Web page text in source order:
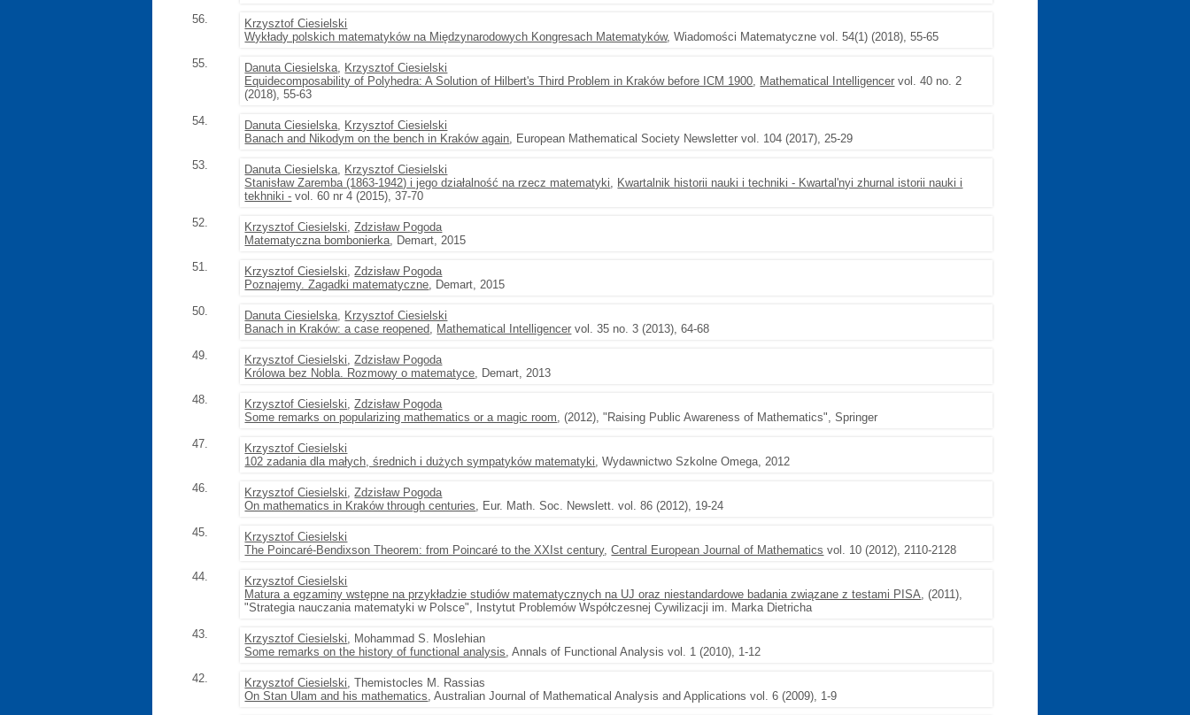
56.
Krzysztof Ciesielski
Wykłady polskich matematyków na Międzynarodowych Kongresach Matematyków, Wiadomości Matematyczne vol. 54(1) (2018), 55-65
55.
Danuta Ciesielska, Krzysztof Ciesielski
Equidecomposability of Polyhedra: A Solution of Hilbert's Third Problem in Kraków before ICM 1900, Mathematical Intelligencer vol. 40 no. 2
(2018), 55-63
54.
Danuta Ciesielska, Krzysztof Ciesielski
Banach and Nikodym on the bench in Kraków again, European Mathematical Society Newsletter vol. 104 (2017), 25-29
53.
Danuta Ciesielska, Krzysztof Ciesielski
Stanisław Zaremba (1863-1942) i jego działalność na rzecz matematyki, Kwartalnik historii nauki i techniki - Kwartal'nyi zhurnal istorii nauki i
tekhniki - vol. 60 nr 4 (2015), 37-70
52.
Krzysztof Ciesielski,Zdzisław Pogoda
Matematyczna bombonierka, Demart, 2015
51.
Krzysztof Ciesielski,Zdzisław Pogoda
Poznajemy. Zagadki matematyczne, Demart, 2015
50.
Danuta Ciesielska, Krzysztof Ciesielski
Banach in Kraków: a case reopened, Mathematical Intelligencer vol. 35 no. 3 (2013), 64-68
49.
Krzysztof Ciesielski,Zdzisław Pogoda
Królowa bez Nobla. Rozmowy o matematyce, Demart, 2013
48.
Krzysztof Ciesielski,Zdzisław Pogoda
Some remarks on popularizing mathematics or a magic room, (2012), "Raising Public Awareness of Mathematics", Springer
47.
Krzysztof Ciesielski
102 zadania dla małych, średnich i dużych sympatyków matematyki, Wydawnictwo Szkolne Omega, 2012
46.
Krzysztof Ciesielski,Zdzisław Pogoda
On mathematics in Kraków through centuries, Eur. Math. Soc. Newslett. vol. 86 (2012), 19-24
45.
Krzysztof Ciesielski
The Poincaré-Bendixson Theorem: from Poincaré to the XXIst century,Central European Journal of Mathematics vol. 10 (2012), 2110-2128
44.
Krzysztof Ciesielski
Matura a egzaminy wstępne na przykładzie studiów matematycznych na UJ oraz niestandardowe badania związane z testami PISA, (2011),
"Strategia nauczania matematyki w Polsce", Instytut Problemów Współczesnej Cywilizacji im. Marka Dietricha
43.
Krzysztof Ciesielski, Mohammad S. Moslehian
Some remarks on the history of functional analysis, Annals of Functional Analysis vol. 1 (2010), 1-12
42.
Krzysztof Ciesielski, Themistocles M. Rassias
On Stan Ulam and his mathematics, Australian Journal of Mathematical Analysis and Applications vol. 6 (2009), 1-9